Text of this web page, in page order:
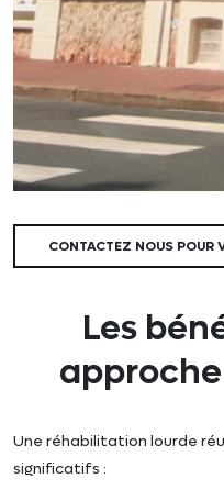
CONTACTEZ NOUS POUR
Les
Une réhabilitation lourde
significatifs :